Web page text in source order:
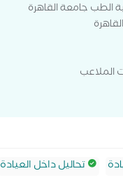
الطب جامعة القاهرة
الملاعب
تحاليل داخل العيادة